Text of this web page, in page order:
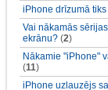
iPhone drīzumā
Vai nākamās
ekrānu? (2)
Nākamie "iPhone"
(11)
iPhone uzlauzējs